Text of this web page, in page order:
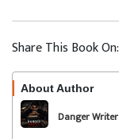
Share This Book On:
About Author
Danger Writer